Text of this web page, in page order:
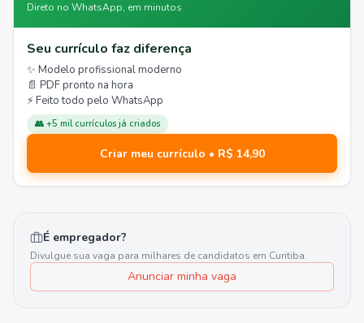
Direto no WhatsApp, em minutos
Seu currículo faz diferença
✨ Modelo profissional moderno
📄 PDF pronto na hora
⚡ Feito todo pelo WhatsApp
👥 +5 mil currículos já criados
Criar meu currículo • R$ 14,90
É empregador?
Divulgue sua vaga para milhares de candidatos em Curitiba.
Anunciar minha vaga